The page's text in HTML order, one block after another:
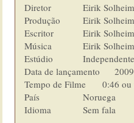
Diretor         	Eirik Solheim
Produção        	Eirik Solheim
Escritor        	Eirik Solheim
Música          	Eirik Solheim
Estúdio  	        Independente
Data de lançamento      2009
Tempo de Filme    	0:46 ou 2:21
País            	Noruega
Idioma  	        Sem fala